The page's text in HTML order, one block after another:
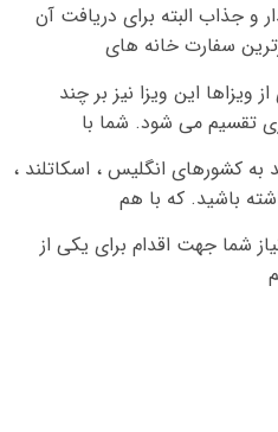
و جذاب البته برای دریافت آن
سفارت خانه های
ویزاها این ویزا نیز بر چند
تقسیم می شود. شما با
به کشورهای انگلیس ، اسکاتلند ،
باشید. که با هم
شما جهت اقدام برای یکی از